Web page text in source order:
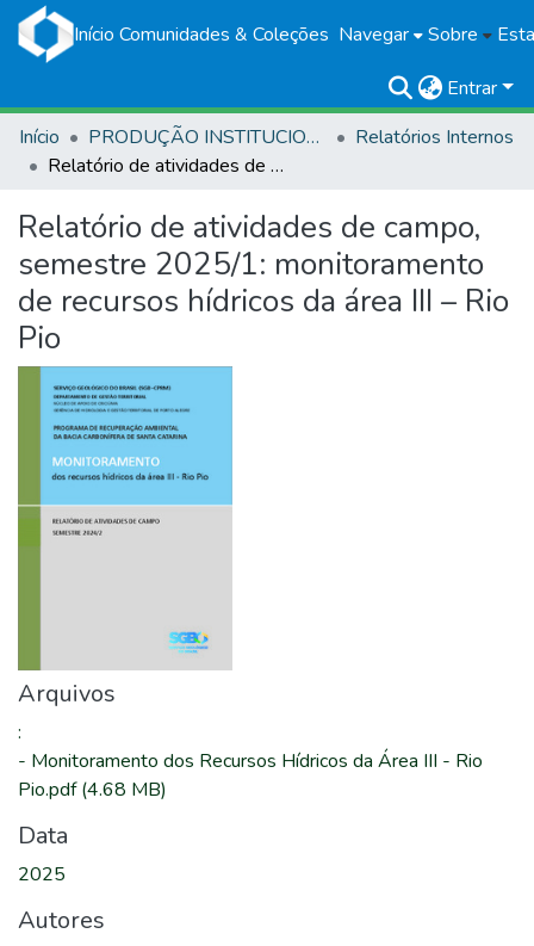
Início Comunidades & Coleções Navegar Sobre
Entrar
Início
PRODUÇÃO INSTITUCIONAL
Relatórios Internos
Relatório de atividades de campo, semestre 2025/1: monitoramento de recursos hídricos da área III – Rio Pio
Relatório de atividades de campo,
semestre 2025/1: monitoramento
de recursos hídricos da área III – Rio
Pio
Arquivos
:
- Monitoramento dos Recursos Hídricos da Área III - Rio
Pio.pdf(4.68 MB)
Data
2025
Autores